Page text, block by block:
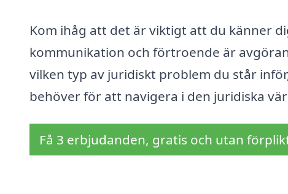
Kom ihåg att det är viktigt att du känner
kommunikation och förtroende är
vilken typ av juridiskt problem du står
behöver för att navigera i den juridiska
Få 3 erbjudanden, gratis och utan